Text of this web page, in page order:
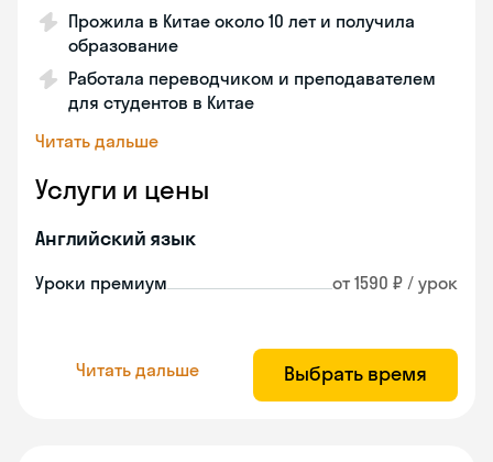
Прожила в Китае около 10 лет и получила
образование
Работала переводчиком и преподавателем
для студентов в Китае
Читать дальше
Услуги и цены
Английский язык
Уроки премиум от 1590 ₽ / урок
Читать дальше Выбрать время